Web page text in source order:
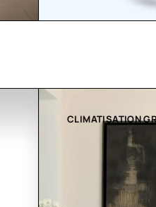
CLIMATISATION GREENOR